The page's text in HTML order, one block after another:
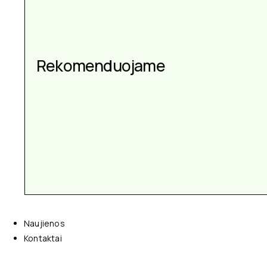
Rekomenduojame
Naujienos
Kontaktai